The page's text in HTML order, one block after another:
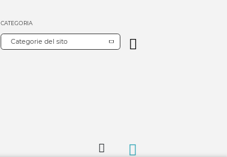
CATEGORIA
Categorie del sito